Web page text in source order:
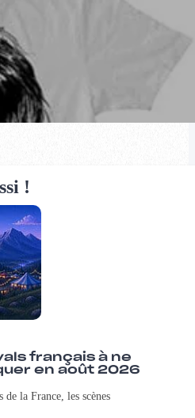
!
français à ne
en août 2026
de la France, les scènes